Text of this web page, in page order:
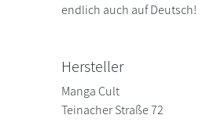
endlich auch auf Deutsch!
Hersteller
Manga Cult
Teinacher Straße 72